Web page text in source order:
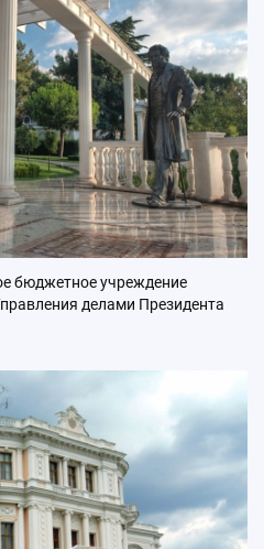
бюджетное учреждение
делами Президента